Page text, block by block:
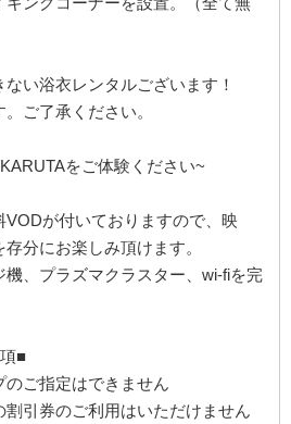
い浴衣レンタルございます！
ご了承ください。
をご体験ください~
VODが付いておりますので、映
分にお楽しみ頂けます。
、プラズマクラスター、wi-fiを完
■
ご指定はできません
引券のご利用はいただけません